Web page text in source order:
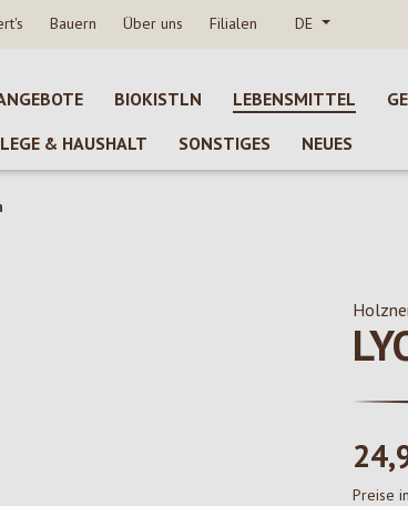
Bauern Über uns Filialen DE
BIOKISTLN LEBENSMITTEL
& HAUSHALT
SONSTIGES NEUES
Preise